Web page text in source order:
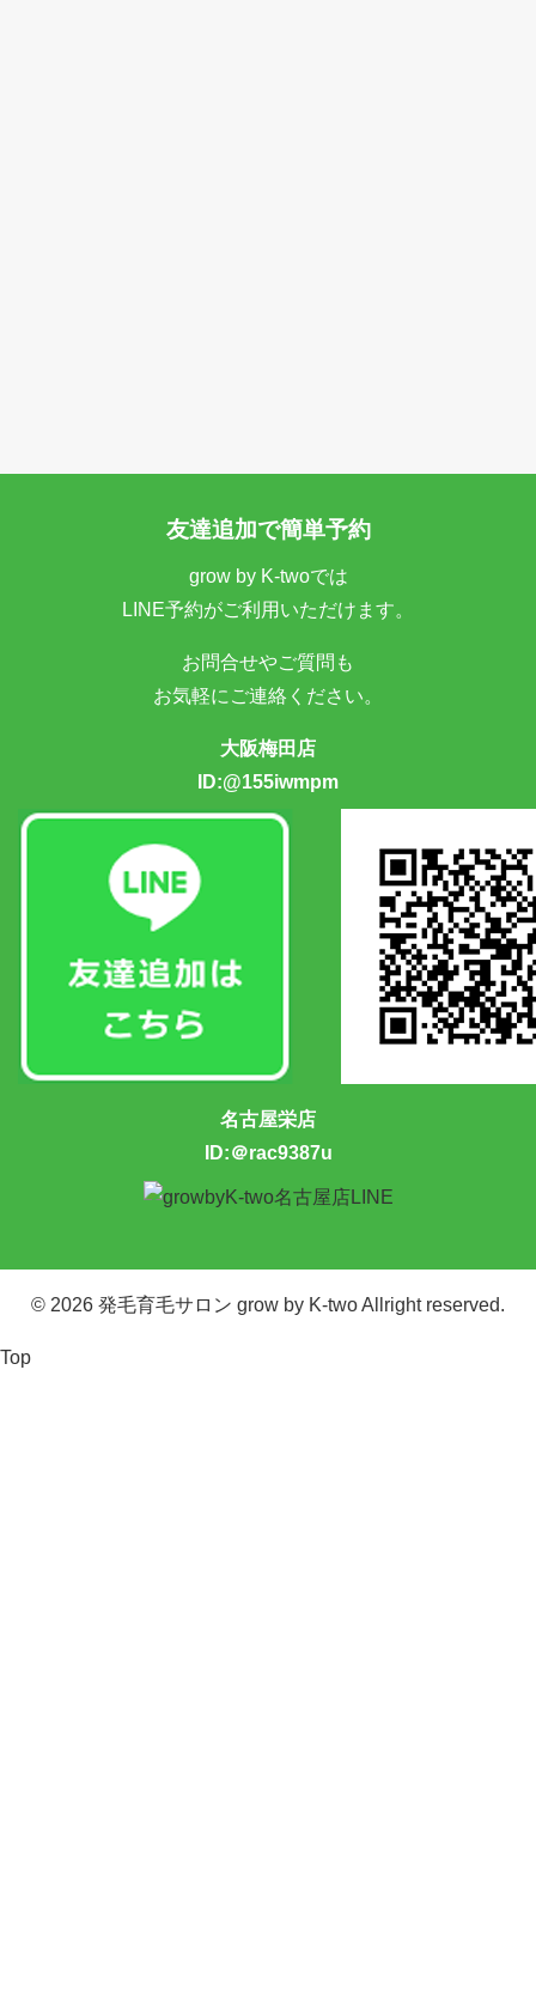
友達追加で簡単予約
grow by K-twoでは
LINE予約がご利用いただけます。
お問合せやご質問も
お気軽にご連絡ください。
大阪梅田店
ID:@155iwmpm
名古屋栄店
ID:＠rac9387u
© 2026 発毛育毛サロン grow by K-twoAllright reserved.
Top